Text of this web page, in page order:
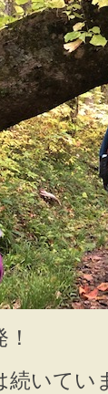
続いてい